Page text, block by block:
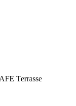
Terrasse